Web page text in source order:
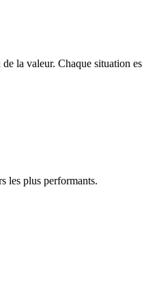
la valeur. Chaque situation
les plus performants.